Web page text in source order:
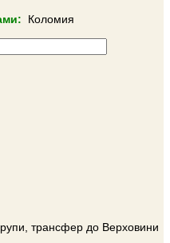
Коломия
трансфер до Верховини